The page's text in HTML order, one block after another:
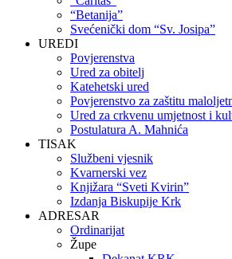
“Betanija”
Svećenički dom “Sv. Josipa”
UREDI
Povjerenstva
Ured za obitelj
Katehetski ured
Povjerenstvo za zaštitu
Ured za crkvenu umjetnost i
Postulatura A. Mahnića
TISAK
Službeni vjesnik
Kvarnerski vez
Knjižara “Sveti Kvirin”
Izdanja Biskupije Krk
ADRESAR
Ordinarijat
Župe